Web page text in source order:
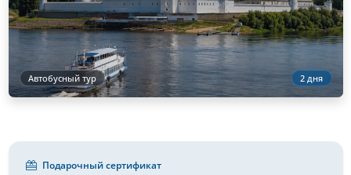
Автобусный тур 2 дня
Подарочный сертификат